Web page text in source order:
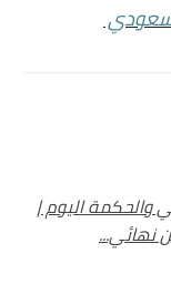
والحكمة اليوم |
نهائي...